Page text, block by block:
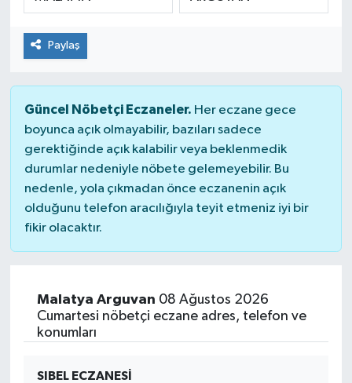
Paylaş
Güncel Nöbetçi Eczaneler. Her eczane gece
boyunca açık olmayabilir, bazıları sadece
gerektiğinde açık kalabilir veya beklenmedik
durumlar nedeniyle nöbete gelemeyebilir. Bu
nedenle, yola çıkmadan önce eczanenin açık
olduğunu telefon aracılığıyla teyit etmeniz iyi bir
fikir olacaktır.
Malatya Arguvan 08 Ağustos 2026
Cumartesi nöbetçi eczane adres, telefon ve
konumları
SIBEL ECZANESİ